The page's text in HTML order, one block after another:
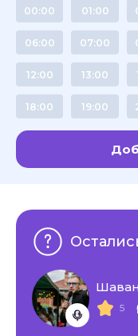
00:00 01:00
06:00 07:00
12:00 13:00
18:00 19:00
5